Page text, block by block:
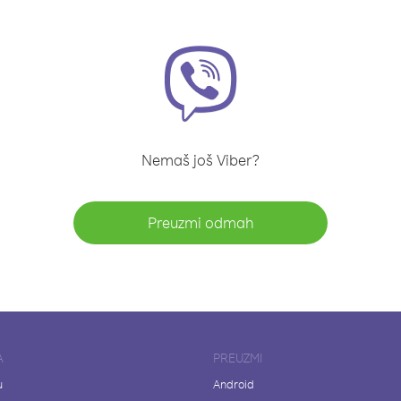
Nemaš još Viber?
Preuzmi odmah
PREUZMI
Android